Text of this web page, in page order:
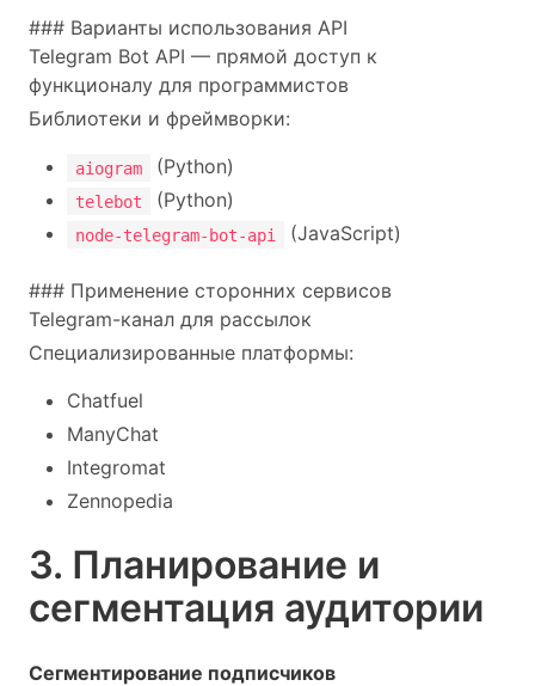
### Варианты использования API
Telegram Bot API — прямой доступ к
функционалу для программистов
Библиотеки и фреймворки:
aiogram (Python)
telebot (Python)
node-telegram-bot-api (JavaScript)
### Применение сторонних сервисов
Telegram-канал для рассылок
Специализированные платформы:
Chatfuel
ManyChat
Integromat
Zennopedia
3. Планирование и
сегментация аудитории
Сегментирование подписчиков